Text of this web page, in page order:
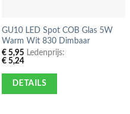
GU10 LED Spot COB Glas 5W
Warm Wit 830 Dimbaar
€ 5,95 Ledenprijs:
€ 5,24
DETAILS